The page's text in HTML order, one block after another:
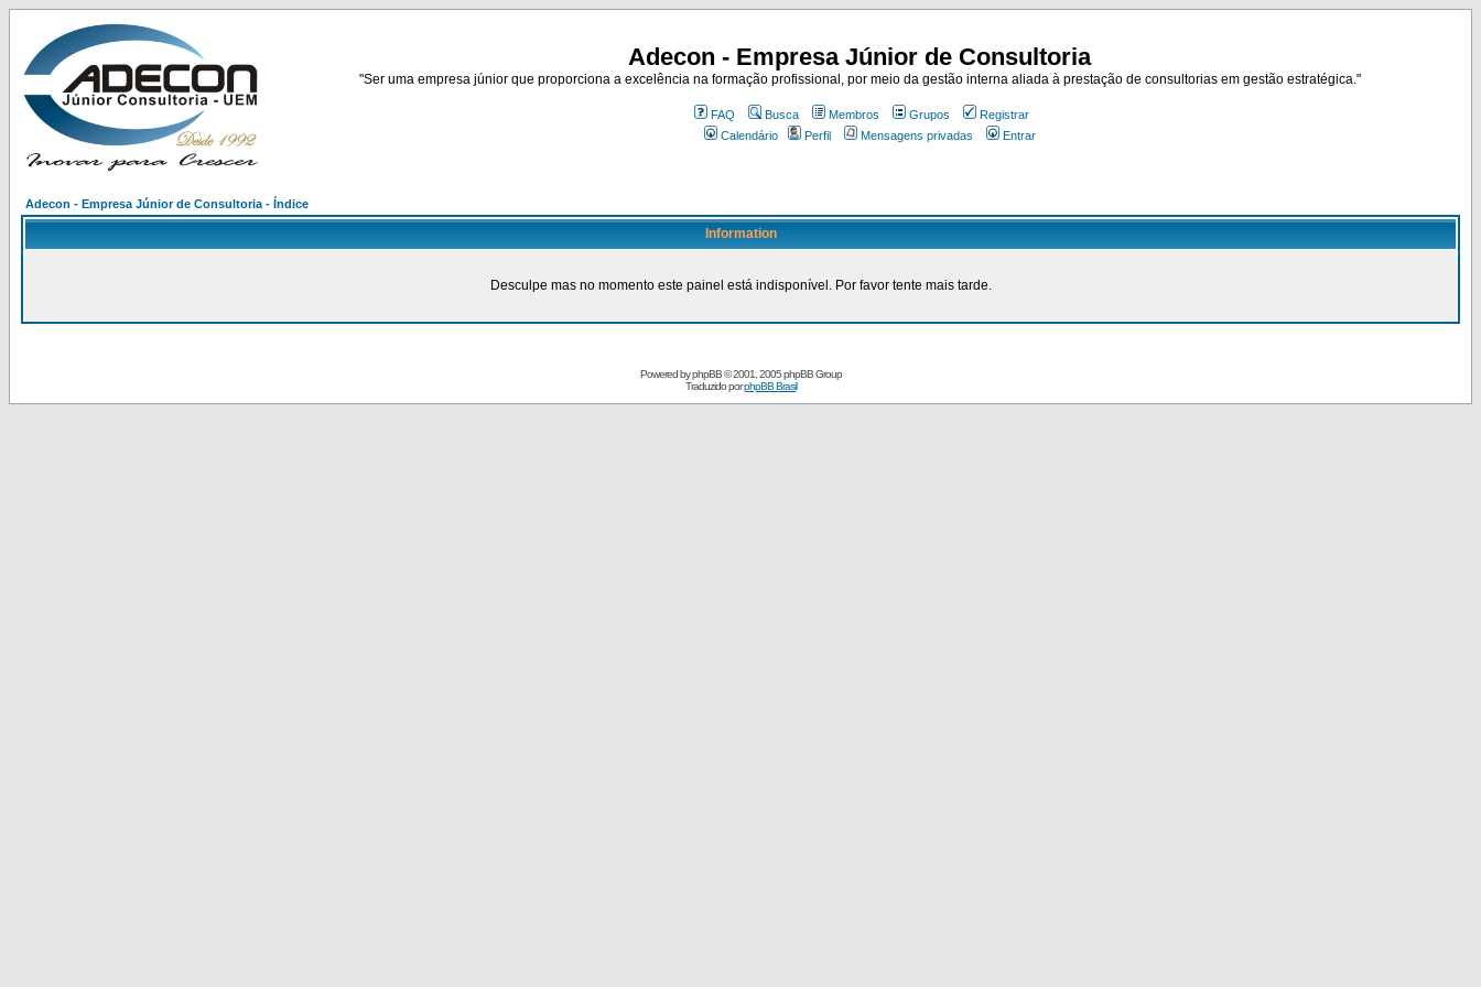
Adecon - Empresa Júnior de Consultoria
"Ser uma empresa júnior que proporciona a excelência na formação profissional, por meio da gestão interna aliada à prestação de consultorias em gestão estratégica."
FAQ Busca Membros Grupos
Registrar
Calendário
Perfil Mensagens privadas Entrar
Adecon - Empresa Júnior de Consultoria - Índice
Information
Desculpe mas no momento este painel está indisponível. Por favor tente mais tarde.
Powered byphpBB© 2001, 2005 phpBB Group
Traduzido porphpBB Brasil